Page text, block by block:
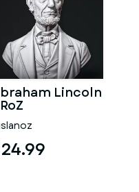
Lincoln